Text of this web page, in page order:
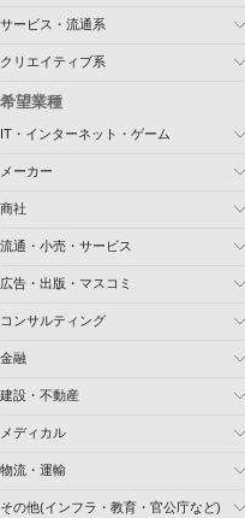
サービス・流通系
クリエイティブ系
希望業種
IT・インターネット・ゲーム
メーカー
商社
流通・小売・サービス
広告・出版・マスコミ
コンサルティング
金融
建設・不動産
メディカル
物流・運輸
その他(インフラ・教育・官公庁など)